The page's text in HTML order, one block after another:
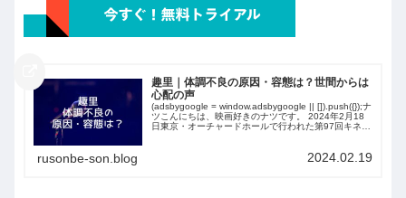
趣里｜体調不良の原因・容態は？世間からは
心配の声
(adsbygoogle = window.adsbygoogle || []).push({});ナ
ツこんにちは、映画好きのナツです。 2024年2月18
日東京・オーチャードホールで行われた第97回キネマ
rusonbe-son.blog 2024.02.19